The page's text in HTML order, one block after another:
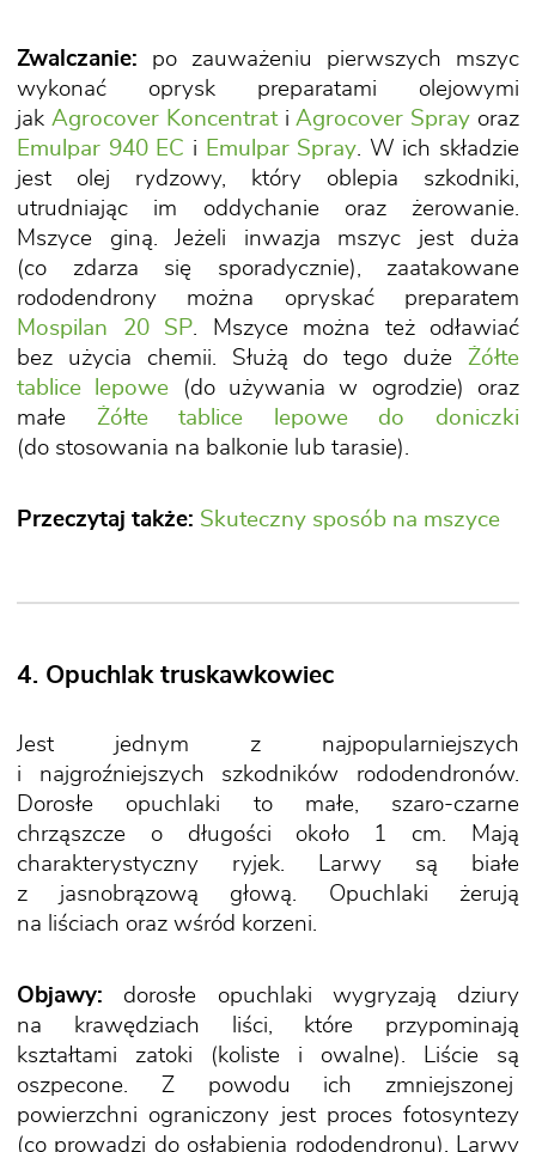
Zwalczanie: po zauważeniu pierwszych mszyc
wykonać oprysk preparatami olejowymi
jak Agrocover KoncentratiAgrocover Spray oraz
Emulpar 940 EC i Emulpar Spray. W ich składzie
jest olej rydzowy, który oblepia szkodniki,
utrudniając im oddychanie oraz żerowanie.
Mszyce giną. Jeżeli inwazja mszyc jest duża
(co zdarza się sporadycznie), zaatakowane
rododendrony można opryskać preparatem
Mospilan 20 SP. Mszyce można też odławiać
bez użycia chemii. Służą do tego duże Żółte
tablice lepowe (do używania w ogrodzie) oraz
małe Żółte tablice lepowe do doniczki
(do stosowania na balkonie lub tarasie).
Przeczytaj także: Skuteczny sposób na mszyce
4. Opuchlak truskawkowiec
Jest jednym z najpopularniejszych
i najgroźniejszych szkodników rododendronów.
Dorosłe opuchlaki to małe, szaro-czarne
chrząszcze o długości około 1 cm. Mają
charakterystyczny ryjek. Larwy są białe
z jasnobrązową głową. Opuchlaki żerują
na liściach oraz wśród korzeni.
Objawy: dorosłe opuchlaki wygryzają dziury
na krawędziach liści, które przypominają
kształtami zatoki (koliste i owalne). Liście są
oszpecone. Z powodu ich zmniejszonej
powierzchni ograniczony jest proces fotosyntezy
(co prowadzi do osłabienia rododendronu). Larwy